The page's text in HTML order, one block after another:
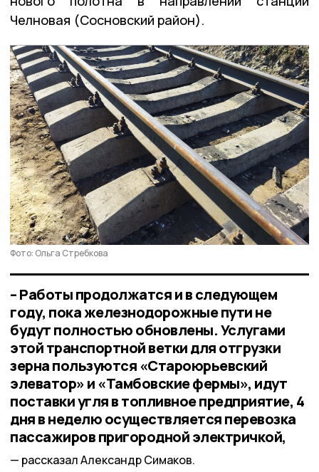
Челновая (Сосновский район).
Фото: Ольга Стребкова
– Работы продолжатся и в следующем
году, пока железнодорожные пути не
будут полностью обновлены. Услугами
этой транспортной ветки для отгрузки
зерна пользуются «Староюрьевский
элеватор» и «Тамбовские фермы», идут
поставки угля в топливное предприятие, 4
дня в неделю осуществляется перевозка
пассажиров пригородной электричкой,
рассказал Александр Симаков.